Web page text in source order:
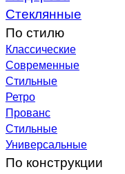
Стеклянные
По стилю
Классические
Современные
Стильные
Ретро
Прованс
Стильные
Универсальные
По конструкции